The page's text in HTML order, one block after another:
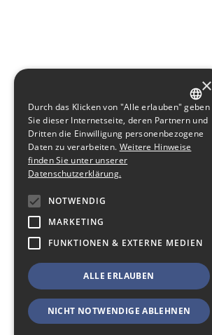
GERMAN
ENGLISH
×
Durch das Klicken von "Alle erlauben" geben
Sie dieser Internetseite, deren Partnern und
Dritten die Einwilligung personenbezogene
Daten zu verarbeiten. Weitere Hinweise
finden Sie unter unserer
Datenschutzerklärung.
NOTWENDIG
MARKETING
FUNKTIONEN & EXTERNE MEDIEN
ALLE ERLAUBEN
NICHT NOTWENDIGE ABLEHNEN